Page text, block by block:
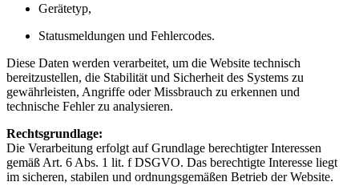
Gerätetyp,
Statusmeldungen und Fehlercodes.
Diese Daten werden verarbeitet, um die Website technisch
bereitzustellen, die Stabilität und Sicherheit des Systems zu
gewährleisten, Angriffe oder Missbrauch zu erkennen und
technische Fehler zu analysieren.
Rechtsgrundlage:
Die Verarbeitung erfolgt auf Grundlage berechtigter Interessen
gemäß Art. 6 Abs. 1 lit. f DSGVO. Das berechtigte Interesse liegt
im sicheren, stabilen und ordnungsgemäßen Betrieb der Website.